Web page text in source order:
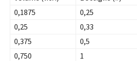
0,1875
0,25
0,25
0,33
0,375
0,5
0,750
1